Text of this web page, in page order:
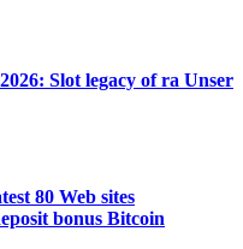
Slot legacy of ra Unser
80 Web sites
bonus Bitcoin